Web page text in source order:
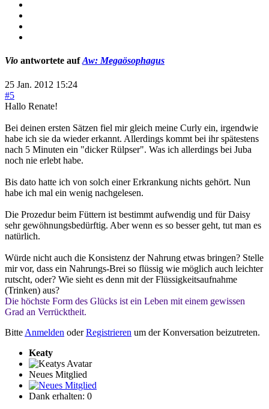
Vio antwortete aufAw: Megaösophagus
25 Jan. 2012 15:24
#5
Hallo Renate!
Bei deinen ersten Sätzen fiel mir gleich meine Curly ein, irgendwie
habe ich sie da wieder erkannt. Allerdings kommt bei ihr spätestens
nach 5 Minuten ein "dicker Rülpser". Was ich allerdings bei Juba
noch nie erlebt habe.
Bis dato hatte ich von solch einer Erkrankung nichts gehört. Nun
habe ich mal ein wenig nachgelesen.
Die Prozedur beim Füttern ist bestimmt aufwendig und für Daisy
sehr gewöhnungsbedürftig. Aber wenn es so besser geht, tut man es
natürlich.
Würde nicht auch die Konsistenz der Nahrung etwas bringen? Stelle
mir vor, dass ein Nahrungs-Brei so flüssig wie möglich auch leichter
rutscht, oder? Wie sieht es denn mit der Flüssigkeitsaufnahme
(Trinken) aus?
Die höchste Form des Glücks ist ein Leben mit einem gewissen
Grad an Verrücktheit.
Bitte Anmelden oderRegistrieren um der Konversation beizutreten.
Keaty
Neues Mitglied
Dank erhalten: 0